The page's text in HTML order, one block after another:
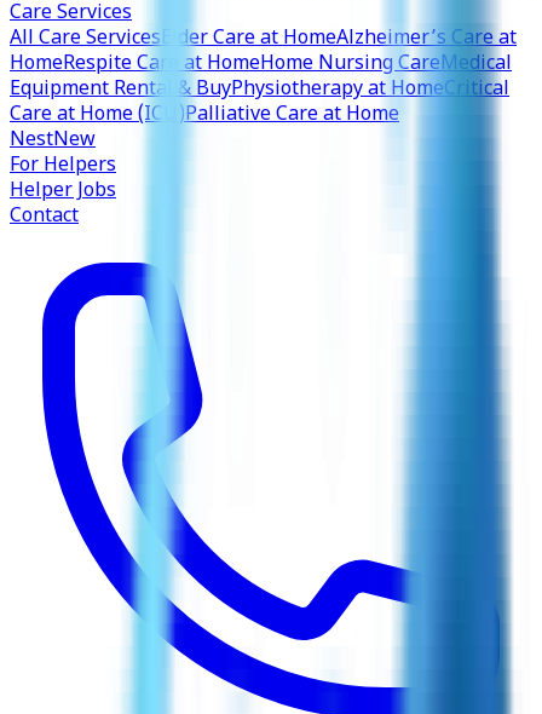
Care Services
All Care ServicesElder Care at HomeAlzheimer’s Care at
HomeRespite Care at HomeHome Nursing CareMedical
Equipment Rental & BuyPhysiotherapy at HomeCritical
Care at Home (ICU)Palliative Care at Home
NestNew
For Helpers
Helper Jobs
Contact